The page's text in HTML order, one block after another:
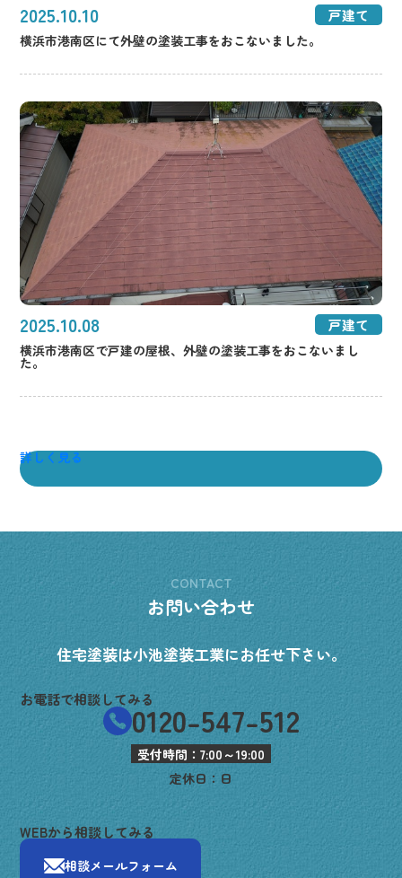
2025.10.10 戸建て
横浜市港南区にて外壁の塗装工事をおこないました。
2025.10.08 戸建て
横浜市港南区で戸建の屋根、外壁の塗装工事をおこないまし
た。
詳しく見る
お問い合わせ
CONTACT
住宅塗装は小池塗装工業にお任せ下さい。
お電話で相談してみる0120-547-512
受付時間：7:00～19:00
定休日：日
WEBから相談してみる
相談メールフォーム